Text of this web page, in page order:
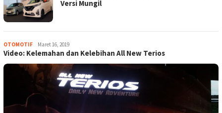
Versi Mungil
OTOMOTIF Tim
Redaksi
Maret 16, 2019
Video: Kelemahan dan Kelebihan All New Terios